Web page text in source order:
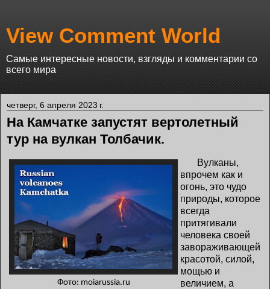
View Comment World
Самые интересные новости, взгляды и комментарии со
всего мира
четверг, 6 апреля 2023 г.
На Камчатке запустят вертолетный
тур на вулкан Толбачик.
Фото: moiarussia.ru
Вулканы,
впрочем как и
огонь, это чудо
природы, которое
всегда
притягивали
человека своей
завораживающей
красотой, силой,
мощью и
величием, а